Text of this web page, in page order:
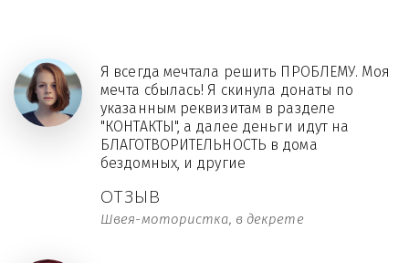
ОТЗЫВ
Швея-мотористка, в декрете
Я всегда мечтала решить ПРОБЛЕМУ. Моя
мечта сбылась! Я скинула донаты по
указанным реквизитам в разделе
"КОНТАКТЫ", а далее деньги идут на
БЛАГОТВОРИТЕЛЬНОСТЬ в дома
бездомных, и другие